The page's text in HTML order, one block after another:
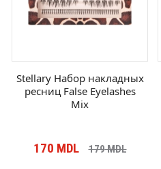
Stellary Набор накладных
ресниц False Eyelashes
Mix
170 MDL 179MDL